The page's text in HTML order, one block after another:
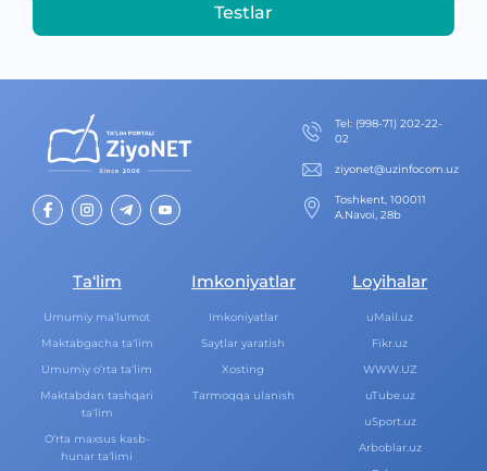
Testlar
Теl: (998-71) 202-22-
02
ziyonet@uzinfocom.uz
Toshkent, 100011
A.Navoi, 28b
Ta‘lim
Umumiy ma‘lumot
Maktabgacha ta‘lim
Umumiy o‘rta ta‘lim
Maktabdan tashqari
ta‘lim
O‘rta maxsus kasb-
hunar ta‘limi
Imkoniyatlar
Imkoniyatlar
Saytlar yaratish
Xosting
Tarmoqqa ulanish
Loyihalar
uMail.uz
Fikr.uz
WWW.UZ
uTube.uz
uSport.uz
Arboblar.uz